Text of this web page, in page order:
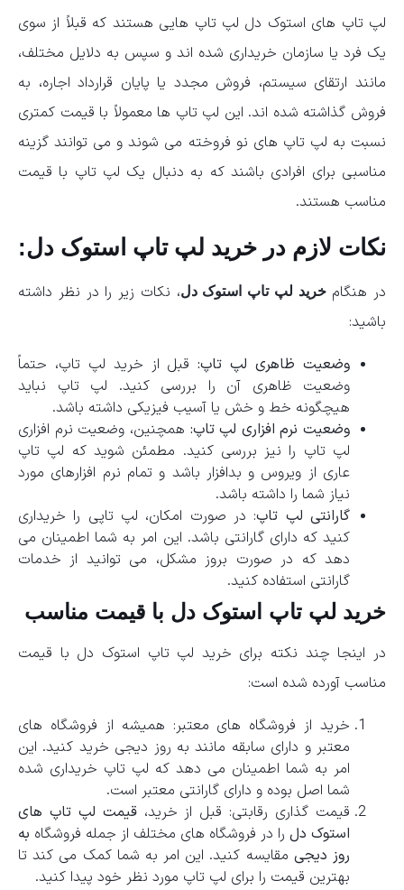
لپ تاپ های استوک دل لپ تاپ هایی هستند که قبلاً از سوی
یک فرد یا سازمان خریداری شده اند و سپس به دلایل مختلف،
مانند ارتقای سیستم، فروش مجدد یا پایان قرارداد اجاره، به
فروش گذاشته شده اند. این لپ تاپ ها معمولاً با قیمت کمتری
نسبت به لپ تاپ های نو فروخته می شوند و می توانند گزینه
مناسبی برای افرادی باشند که به دنبال یک لپ تاپ با قیمت
مناسب هستند.
نکات لازم در خرید لپ تاپ استوک دل:
در هنگامخرید لپ تاپ استوک دل، نکات زیر را در نظر داشته
باشید:
وضعیت ظاهری لپ تاپ:قبل از خرید لپ تاپ، حتماً
وضعیت ظاهری آن را بررسی کنید. لپ تاپ نباید
هیچگونه خط و خش یا آسیب فیزیکی داشته باشد.
وضعیت نرم افزاری لپ تاپ: همچنین، وضعیت نرم افزاری
لپ تاپ را نیز بررسی کنید. مطمئن شوید که لپ تاپ
عاری از ویروس و بدافزار باشد و تمام نرم افزارهای مورد
نیاز شما را داشته باشد.
گارانتی لپ تاپ: در صورت امکان، لپ تاپی را خریداری
کنید که دارای گارانتی باشد. این امر به شما اطمینان می
دهد که در صورت بروز مشکل، می توانید از خدمات
گارانتی استفاده کنید.
خرید لپ تاپ استوک دل با قیمت مناسب
در اینجا چند نکته برای خرید لپ تاپ استوک دل با قیمت
مناسب آورده شده است:
خرید از فروشگاه های معتبر: همیشه از فروشگاه های
معتبر و دارای سابقه مانند به روز دیجی خرید کنید. این
امر به شما اطمینان می دهد که لپ تاپ خریداری شده
شما اصل بوده و دارای گارانتی معتبر است.
قیمت گذاری رقابتی: قبل از خرید،قیمت لپ تاپ های
استوک دل را در فروشگاه های مختلف از جمله فروشگاه به
روز دیجی مقایسه کنید. این امر به شما کمک می کند تا
بهترین قیمت را برای لپ تاپ مورد نظر خود پیدا کنید.